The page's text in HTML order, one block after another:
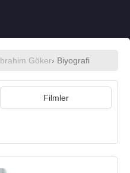
Göker› Biyografi
Filmler